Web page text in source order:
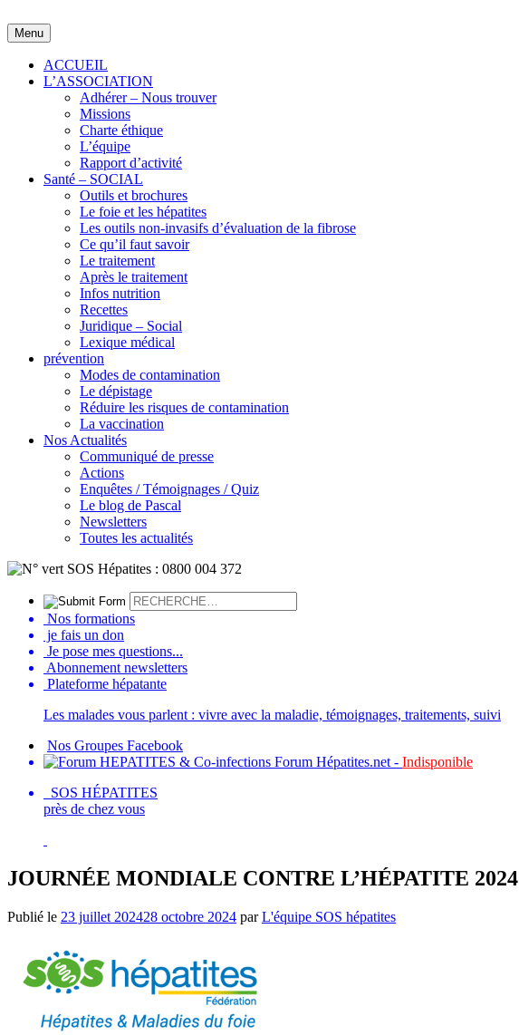
to
content
Menu
ACCUEIL
L’ASSOCIATION
Adhérer – Nous trouver
Missions
Charte éthique
L’équipe
Rapport d’activité
Santé – SOCIAL
Outils et brochures
Le foie et les hépatites
Les outils non-invasifs d’évaluation de la fibrose
Ce qu’il faut savoir
Le traitement
Après le traitement
Infos nutrition
Recettes
Juridique – Social
Lexique médical
prévention
Modes de contamination
Le dépistage
Réduire les risques de contamination
La vaccination
Nos Actualités
Communiqué de presse
Actions
Enquêtes / Témoignages / Quiz
Le blog de Pascal
Newsletters
Toutes les actualités
Nos formations
je fais un don
Je pose mes questions...
Abonnement newsletters
Plateforme hépatante
Les malades vous parlent : vivre avec la maladie, témoignages, traitements, suivi
Nos Groupes Facebook
Forum Hépatites.net - Indisponible
SOS HÉPATITES
près de chez vous
JOURNÉE MONDIALE CONTRE L’HÉPATITE 2024
Publié le 23 juillet 202428 octobre 2024 parL'équipe SOS hépatites